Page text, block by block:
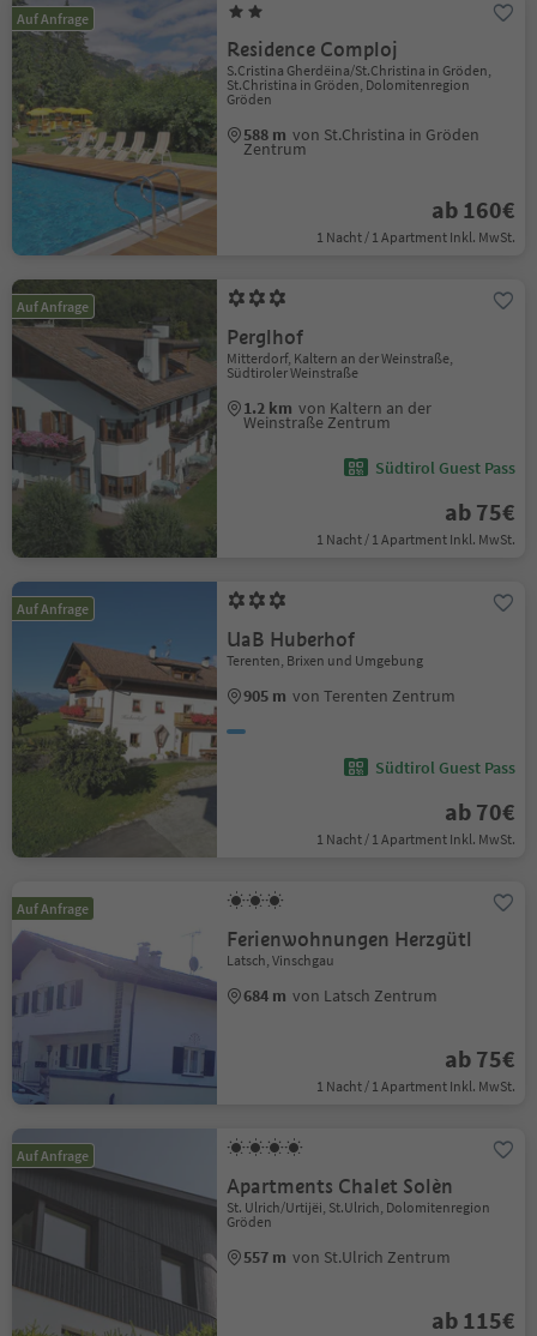
Auf Anfrage
Residence Comploj
S.Cristina Gherdëina/St.Christina in Gröden,
St.Christina in Gröden, Dolomitenregion
Gröden
588 m von St.Christina in Gröden
Zentrum
ab 160€
1 Nacht / 1 Apartment Inkl. MwSt.
Auf Anfrage
Perglhof
Mitterdorf, Kaltern an der Weinstraße,
Südtiroler Weinstraße
1.2 km von Kaltern an der
Weinstraße Zentrum
Südtirol Guest Pass
ab 75€
1 Nacht / 1 Apartment Inkl. MwSt.
Auf Anfrage
UaB Huberhof
Terenten, Brixen und Umgebung
905 m von Terenten Zentrum
Südtirol Guest Pass
ab 70€
1 Nacht / 1 Apartment Inkl. MwSt.
Auf Anfrage
Ferienwohnungen Herzgütl
Latsch, Vinschgau
684 m von Latsch Zentrum
ab 75€
1 Nacht / 1 Apartment Inkl. MwSt.
Auf Anfrage
Apartments Chalet Solèn
St. Ulrich/Urtijëi, St.Ulrich, Dolomitenregion
Gröden
557 m von St.Ulrich Zentrum
ab 115€